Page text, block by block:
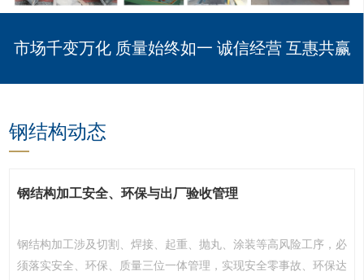
市场千变万化 质量始终如一 诚信经营 互惠共赢
钢结构动态
钢结构加工安全、环保与出厂验收管理
钢结构加工涉及切割、焊接、起重、抛丸、涂装等高风险工序，必
须落实安全、环保、质量三位一体管理，实现安全零事故、环保达